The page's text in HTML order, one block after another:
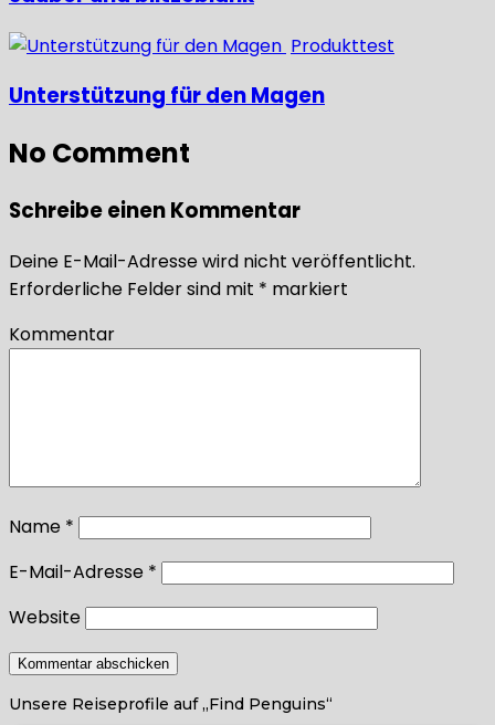
Produkttest
Unterstützung für den Magen
No Comment
Schreibe einen Kommentar
Deine E-Mail-Adresse wird nicht veröffentlicht.
Erforderliche Felder sind mit * markiert
Kommentar
Name *
E-Mail-Adresse *
Website
Unsere Reiseprofile auf „Find Penguins“